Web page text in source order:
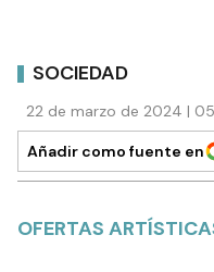
SOCIEDAD
22 de marzo de 2024 |
Añadir como fuente en
OFERTAS